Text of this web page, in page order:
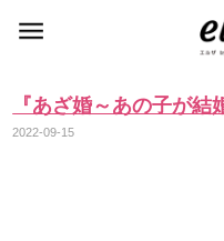
『あざ婚～あの子が結
2022-09-15